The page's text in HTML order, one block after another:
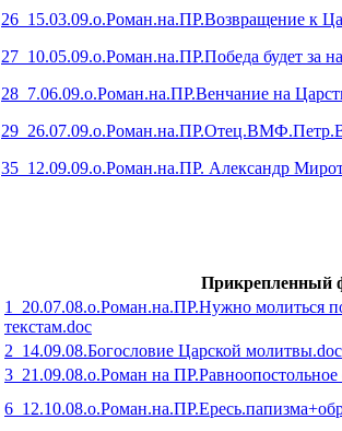
26_15.03.09.о.Роман.на.ПР.Возвращение к
27_10.05.09.о.Роман.на.ПР.Победа будет за
28_7.06.09.о.Роман.на.ПР.Венчание на
35_12.09.09.о.Роман.на.ПР. Александр
Прикрепленный
1_20.07.08.о.Роман.на.ПР.Нужно молиться
текстам.doc
2_14.09.08.Богословие Царской молитвы.doc
3_21.09.08.о.Роман на